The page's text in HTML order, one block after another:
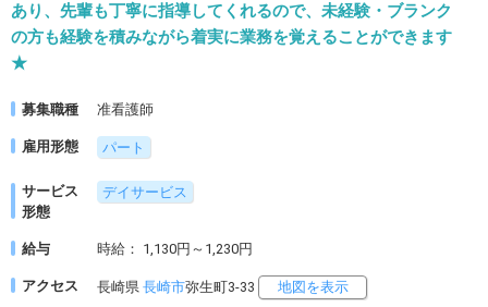
あり、先輩も丁寧に指導してくれるので、未経験・ブランク
の方も経験を積みながら着実に業務を覚えることができます
★
募集職種 准看護師
雇用形態 パート
サービス
形態
デイサービス
給与 時給： 1,130円～1,230円
アクセス 長崎県 長崎市弥生町3-33 地図を表示